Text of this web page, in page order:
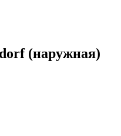
(наружная)